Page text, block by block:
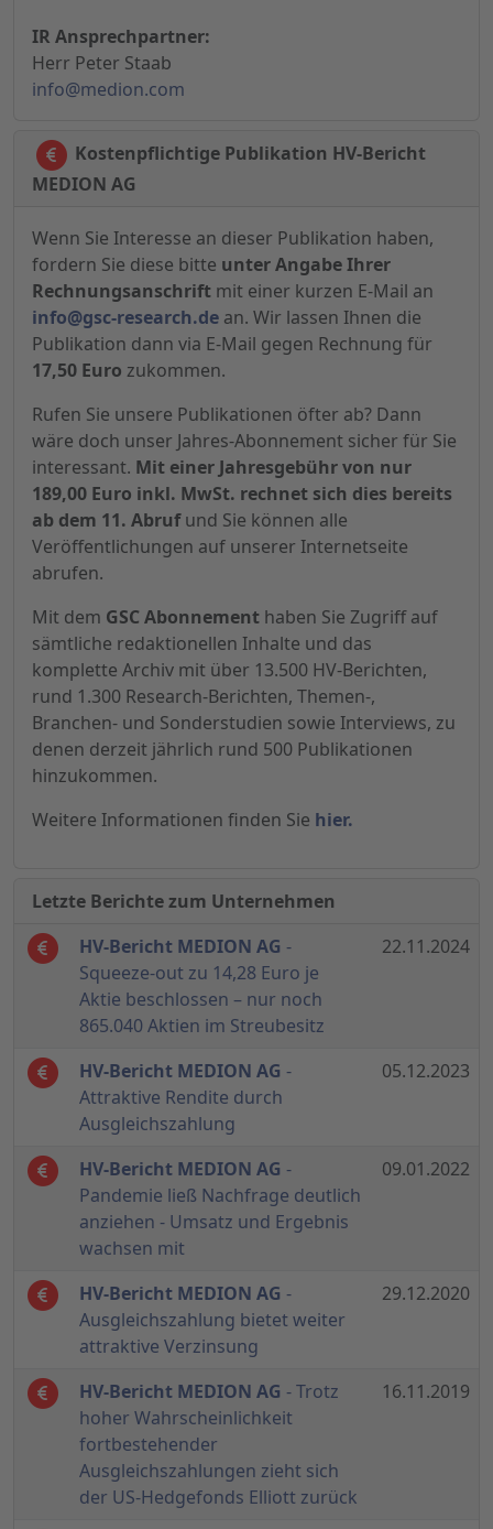
IR Ansprechpartner:
Herr Peter Staab
info@medion.com
Kostenpflichtige Publikation HV-Bericht
MEDION AG
Wenn Sie Interesse an dieser Publikation haben,
fordern Sie diese bitte unter Angabe Ihrer
Rechnungsanschrift mit einer kurzen E-Mail an
info@gsc-research.de an. Wir lassen Ihnen die
Publikation dann via E-Mail gegen Rechnung für
17,50 Euro zukommen.
Rufen Sie unsere Publikationen öfter ab? Dann
wäre doch unser Jahres-Abonnement sicher für Sie
interessant. Mit einer Jahresgebühr von nur
189,00 Euro inkl. MwSt. rechnet sich dies bereits
ab dem 11. Abrufund Sie können alle
Veröffentlichungen auf unserer Internetseite
abrufen.
Mit dem GSC Abonnement haben Sie Zugriff auf
sämtliche redaktionellen Inhalte und das
komplette Archiv mit über 13.500 HV-Berichten,
rund 1.300 Research-Berichten, Themen-,
Branchen- und Sonderstudien sowie Interviews, zu
denen derzeit jährlich rund 500 Publikationen
hinzukommen.
Weitere Informationen finden Sie hier.
Letzte Berichte zum Unternehmen
HV-Bericht MEDION AG -
Squeeze-out zu 14,28 Euro je
Aktie beschlossen – nur noch
865.040 Aktien im Streubesitz
22.11.2024
HV-Bericht MEDION AG -
Attraktive Rendite durch
Ausgleichszahlung
05.12.2023
HV-Bericht MEDION AG -
Pandemie ließ Nachfrage deutlich
anziehen - Umsatz und Ergebnis
wachsen mit
09.01.2022
HV-Bericht MEDION AG -
Ausgleichszahlung bietet weiter
attraktive Verzinsung
29.12.2020
HV-Bericht MEDION AG - Trotz
hoher Wahrscheinlichkeit
fortbestehender
Ausgleichszahlungen zieht sich
der US-Hedgefonds Elliott zurück
16.11.2019